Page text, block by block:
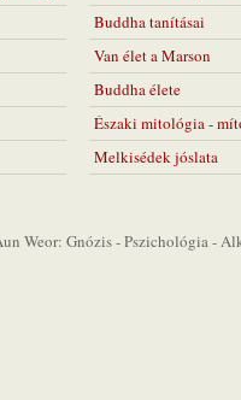
Buddha tanításai
Van élet a Marson
Buddha élete
Északi mitológia -
Melkisédek jóslata
Weor: Gnózis - Pszichológia -